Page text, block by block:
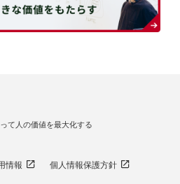
て人の価値を最大化する
情報
個人情報保護方針